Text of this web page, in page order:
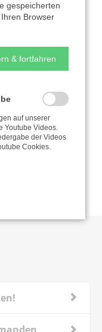
gespeicherten
Browser
& fortfahren
auf unserer
Youtube Videos.
der Videos
Cookies.